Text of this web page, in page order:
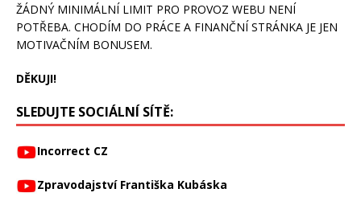
ŽÁDNÝ MINIMÁLNÍ LIMIT PRO PROVOZ WEBU NENÍ
POTŘEBA. CHODÍM DO PRÁCE A FINANČNÍ STRÁNKA JE JEN
MOTIVAČNÍM BONUSEM.
DĚKUJI!
SLEDUJTE SOCIÁLNÍ SÍTĚ:
Incorrect CZ
Zpravodajství Františka Kubáska